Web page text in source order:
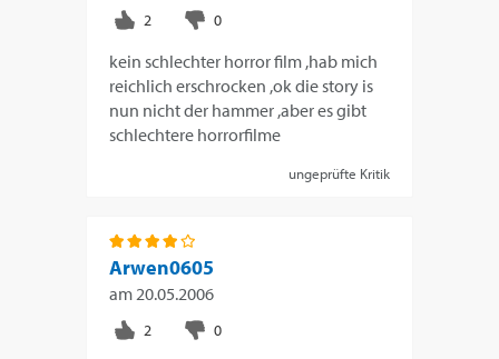
kein schlechter horror film ,hab mich
reichlich erschrocken ,ok die story is
nun nicht der hammer ,aber es gibt
schlechtere horrorfilme
ungeprüfte Kritik
Arwen0605
am20.05.2006